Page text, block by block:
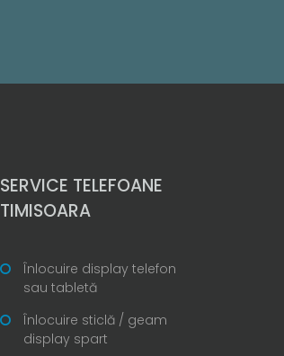
SERVICE TELEFOANE
TIMISOARA
Înlocuire display telefon
sau tabletă
Înlocuire sticlă / geam
display spart